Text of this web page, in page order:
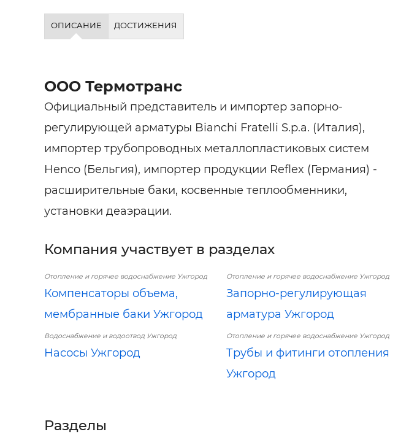
ОПИСАНИЕ ДОСТИЖЕНИЯ
ООО Термотранс
Официальный представитель и импортер запорно-
регулирующей арматуры Bianchi Fratelli S.p.a. (Италия),
импортер трубопроводных металлопластиковых систем
Henco (Бельгия), импортер продукции Reflex (Германия) -
расширительные баки, косвенные теплообменники,
установки деаэрации.
Компания участвует в разделах
Отопление и горячее водоснабжение Ужгород
Компенсаторы объема,
мембранные баки Ужгород
Отопление и горячее водоснабжение Ужгород
Запорно-регулирующая
арматура Ужгород
Водоснабжение и водоотвод Ужгород
Насосы Ужгород
Отопление и горячее водоснабжение Ужгород
Трубы и фитинги отопления
Ужгород
Разделы